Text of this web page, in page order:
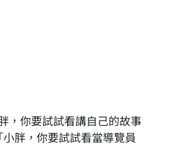
，你要試試看講自己的故事
胖，你要試試看當導覽員